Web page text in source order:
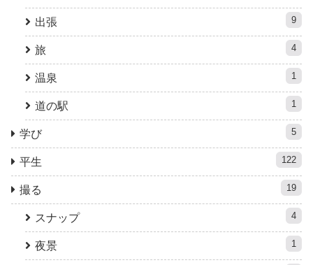
出張 9
旅 4
温泉 1
道の駅 1
学び 5
平生 122
撮る 19
スナップ 4
夜景 1